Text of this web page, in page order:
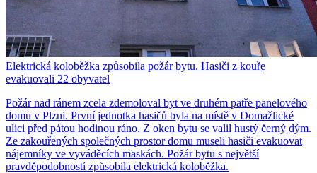
Elektrická koloběžka způsobila požár bytu. Hasiči z kouře
evakuovali 22 obyvatel
Požár nad ránem zcela zdemoloval byt ve druhém patře panelového
domu v Plzni. První jednotka hasičů byla na místě v Domažlické
ulici před pátou hodinou ráno. Z oken bytu se valil hustý černý dým.
Ze zakouřených společných prostor domu museli hasiči evakuovat
nájemníky ve vyváděcích maskách. Požár bytu s největší
pravděpodobností způsobila elektrická koloběžka.